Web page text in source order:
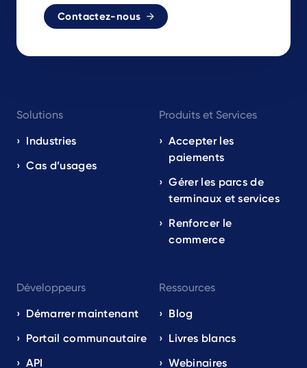
Contactez-nous
navigation
EN
Solutions
Industries
Cas d’usages
Produits et Services
Accepter les
paiements
Gérer les parcs de
terminaux et services
Renforcer le
commerce
Développeurs
Démarrer maintenant
Portail communautaire
API
Ressources
Blog
Livres blancs
Webinaires